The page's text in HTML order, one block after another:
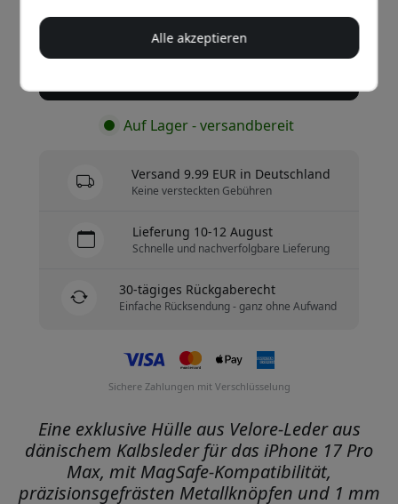
59.99 EUR
Auf Lager - versandbereit
Versand 9.99 EUR in Deutschland
Keine versteckten Gebühren
Lieferung 10-12 August
Schnelle und nachverfolgbare Lieferung
30-tägiges Rückgaberecht
Einfache Rücksendung - ganz ohne Aufwand
Sichere Zahlungen mit Verschlüsselung
Eine exklusive Hülle aus Velore-Leder aus
dänischem Kalbsleder für das iPhone 17 Pro
Max, mit MagSafe-Kompatibilität,
präzisionsgefrästen Metallknöpfen und 1 mm
Alle akzeptieren